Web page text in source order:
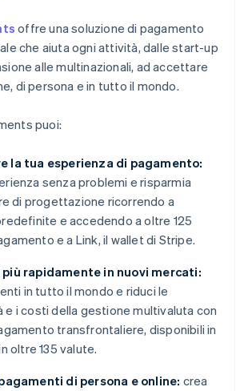
offre una soluzione di pagamento
che aiuta ogni attività, dalle start-up
alle multinazionali, ad accettare
di persona e in tutto il mondo.
puoi:
la tua esperienza di pagamento:
senza problemi e risparmia
di progettazione ricorrendo a
e accedendo a oltre 125
e a Link, il wallet di Stripe.
rapidamente in nuovi mercati:
in tutto il mondo e riduci le
e i costi della gestione multivaluta con
transfrontaliere, disponibili in
oltre 135 valute.
di persona e online: crea